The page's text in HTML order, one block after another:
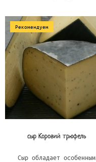
Рекомендуем
сыр Коровий трюфель
Сыр обладает особенным